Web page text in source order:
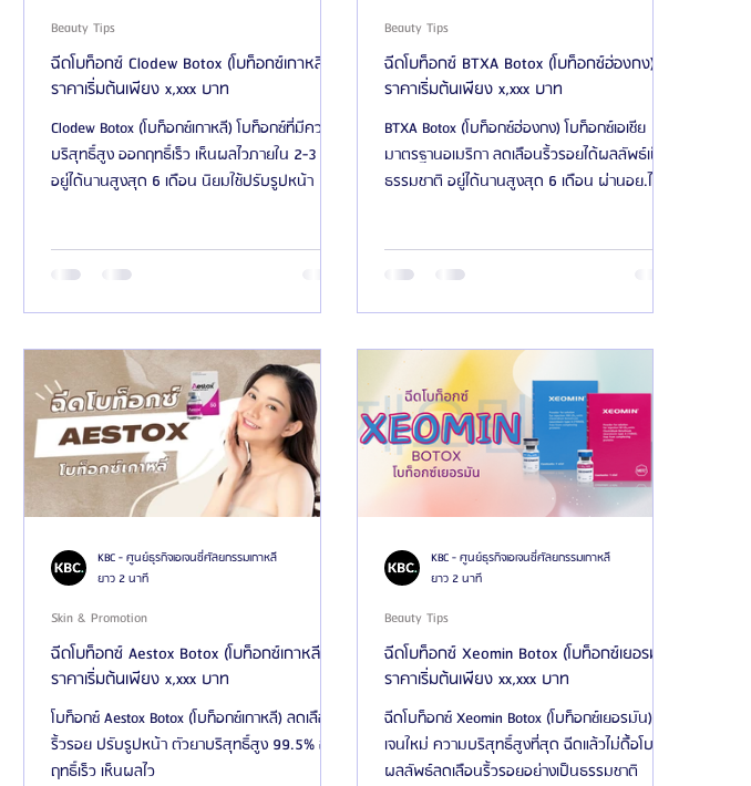
ฉีดโบท็อกซ์ Clodew Botox (โบท็อกซ์เกาหลี)
ราคาเริ่มต้นเพียง x,xxx บาท
Clodew Botox (โบท็อกซ์เกาหลี) โบท็อกซ์ที่มีความ
บริสุทธิ์สูง ออกฤทธิ์เร็ว เห็นผลไวภายใน 2-3 วัน
อยู่ได้นานสูงสุด 6 เดือน นิยมใช้ปรับรูปหน้า
Beauty Tips
ฉีดโบท็อกซ์ BTXA Botox (โบท็อกซ์ฮ่องกง)
ราคาเริ่มต้นเพียง x,xxx บาท
BTXA Botox (โบท็อกซ์ฮ่องกง) โบท็อกซ์เอเชีย
มาตรฐานอเมริกา ลดเลือนริ้วรอยได้ผลลัพธ์เป็น
ธรรมชาติ อยู่ได้นานสูงสุด 6 เดือน ผ่านอย.ไทย
Beauty Tips
ฉีดโบท็อกซ์ Aestox Botox (โบท็อกซ์เกาหลี)
ราคาเริ่มต้นเพียง x,xxx บาท
โบท็อกซ์ Aestox Botox (โบท็อกซ์เกาหลี) ลดเลือน
ริ้วรอย ปรับรูปหน้า ตัวยาบริสุทธิ์สูง 99.5% ออก
ฤทธิ์เร็ว เห็นผลไว
Skin & Promotion
KBC - ศูนย์ธุรกิจเอเจนซี่ศัลยกรรมเกาหลี
ยาว 2 นาที
ฉีดโบท็อกซ์ Xeomin Botox (โบท็อกซ์เยอรมัน)
ราคาเริ่มต้นเพียง xx,xxx บาท
ฉีดโบท็อกซ์ Xeomin Botox (โบท็อกซ์เยอรมัน) โบ
เจนใหม่ ความบริสุทธิ์สูงที่สุด ฉีดแล้วไม่ดื้อโบ ได้
ผลลัพธ์ลดเลือนริ้วรอยอย่างเป็นธรรมชาติ
Beauty Tips
KBC - ศูนย์ธุรกิจเอเจนซี่ศัลยกรรมเกาหลี
ยาว 2 นาที